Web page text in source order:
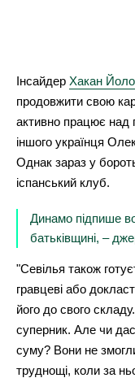
Інсайдер Хакан
продовжити свою
активно працює над
іншого українця
Однак зараз у
іспанський клуб.
Динамо підпише
батьківщині, –
"Севілья також
гравцеві або
його до свого
суперник. Але чи
суму? Вони не
труднощі, коли за